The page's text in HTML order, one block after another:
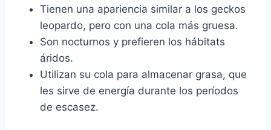
Tienen una apariencia similar a los geckos
leopardo, pero con una cola más gruesa.
Son nocturnos y prefieren los hábitats
áridos.
Utilizan su cola para almacenar grasa, que
les sirve de energía durante los períodos
de escasez.